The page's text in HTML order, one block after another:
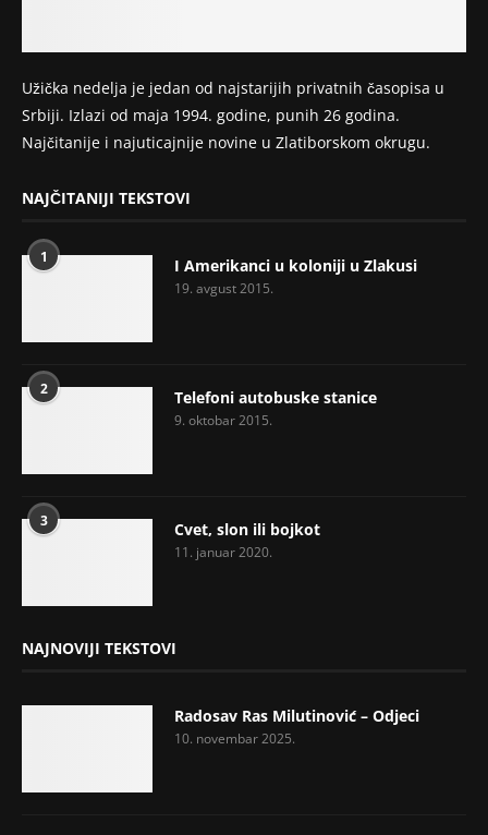
Užička nedelja je jedan od najstarijih privatnih časopisa u
Srbiji. Izlazi od maja 1994. godine, punih 26 godina.
Najčitanije i najuticajnije novine u Zlatiborskom okrugu.
NAJČITANIJI TEKSTOVI
1 I Amerikanci u koloniji u Zlakusi
19. avgust 2015.
2 Telefoni autobuske stanice
9. oktobar 2015.
3 Cvet, slon ili bojkot
11. januar 2020.
NAJNOVIJI TEKSTOVI
Radosav Ras Milutinović – Odjeci
10. novembar 2025.